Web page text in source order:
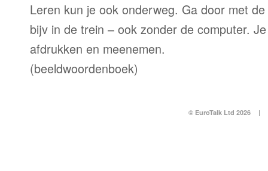
Leren kun je ook onderweg. Ga door met
bijv in de trein – ook zonder de computer.
afdrukken en meenemen.
(beeldwoordenboek)
© EuroTalk Ltd 2026 |